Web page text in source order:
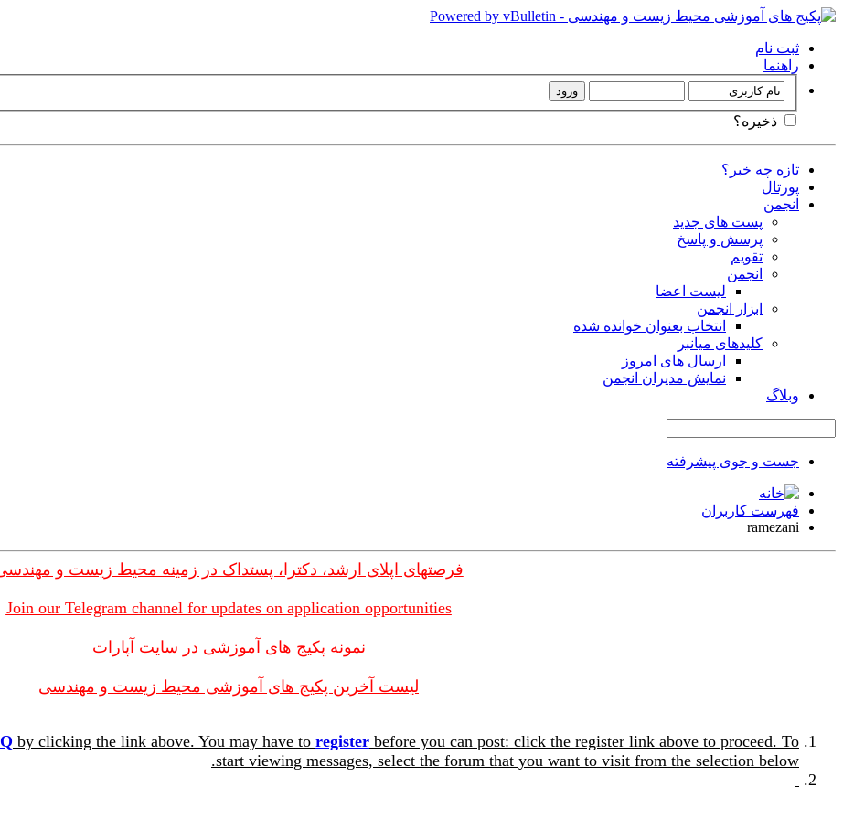
ثبت نام
راهنما
ذخیره؟
تازه چه خبر؟
پورتال
انجمن
پست های جدید
پرسش و پاسخ
تقویم
انجمن
لیست اعضا
ابزار انجمن
انتخاب بعنوان خوانده شده
کلیدهای میانبر
ارسال های امروز
نمایش مدیران انجمن
وبلاگ
جست و جوی پیشرفته
فهرست کاربران
ramezani
فرصتهای اپلای ارشد، دکترا، پستداک در زمینه محیط زیست و
Join our Telegram channel for updates on application opportunities
نمونه پکیج های آموزشی در سایت آپارات
لیست آخرین پکیج های آموزشی محیط زیست و مهندسی
by clicking the link above. You may have to register before you can post: click the register link above to proceed. To
start viewing messages, select the forum that you want to visit from the selection below.